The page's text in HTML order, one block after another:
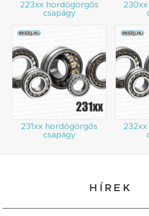
223xx hordógörgős
csapágy
231xx hordógörgős
csapágy
HÍREK